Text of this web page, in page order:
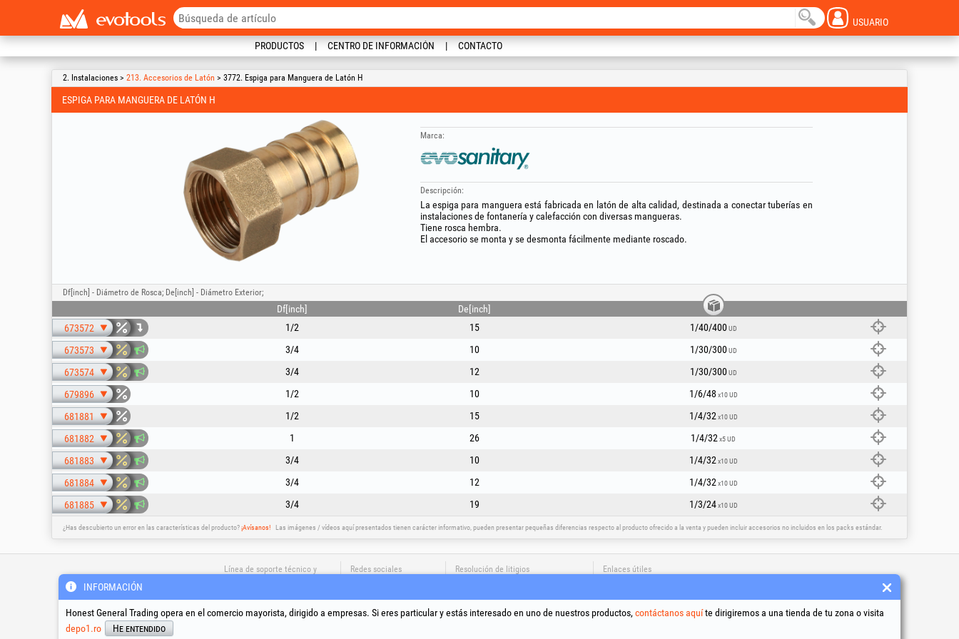
USUARIO
PRODUCTOS CENTRO DE INFORMACIÓN CONTACTO
2. Instalaciones > 213. Accesorios de Latón > 3772. Espiga para Manguera de Latón H
ESPIGA PARA MANGUERA DE LATÓN H
Marca:
Descripción:
La espiga para manguera está fabricada en latón de alta calidad, destinada a conectar tuberías en
instalaciones de fontanería y calefacción con diversas mangueras.
Tiene rosca hembra.
El accesorio se monta y se desmonta fácilmente mediante roscado.
Df[inch] - Diámetro de Rosca; De[inch] - Diámetro Exterior;
Df[inch]
De[inch]
673572
1/2 15 1/40/400UD
673573 3/4 10 1/30/300UD
673574 3/4 12 1/30/300UD
679896 1/2 10 1/6/48 x10 UD
681881 1/2 15 1/4/32 x10 UD
681882 1 26 1/4/32 x5 UD
681883 3/4 10 1/4/32 x10 UD
681884 3/4 12 1/4/32 x10 UD
681885 3/4 19 1/3/24x10 UD
¿Has descubierto un error en las características del producto?¡Avísanos! Las imágenes / vídeos aquí presentados tienen carácter informativo, pueden presentar pequeñas diferencias respecto al producto ofrecido a la venta y pueden incluir accesorios no incluidos en los packs estándar.
Línea de soporte técnico y
suport@honest.ro
Redes sociales Resolución de litigios Enlaces útiles
Política de uso de cookies
INFORMACIÓN
Honest General Trading opera en el comercio mayorista, dirigido a empresas. Si eres particular y estás interesado en uno de nuestros productos, contáctanos aquíte dirigiremos a una tienda de tu zona o visita
depo1.ro
He entendido